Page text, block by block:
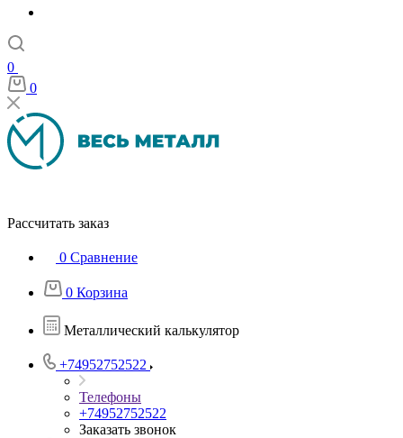
0
0
Рассчитать заказ
0 Сравнение
0 Корзина
Металлический калькулятор
+74952752522
Телефоны
+74952752522
Заказать звонок